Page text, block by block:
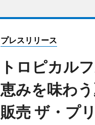
プレスリリース
トロピカル
恵みを味わ
販売 ザ・プ